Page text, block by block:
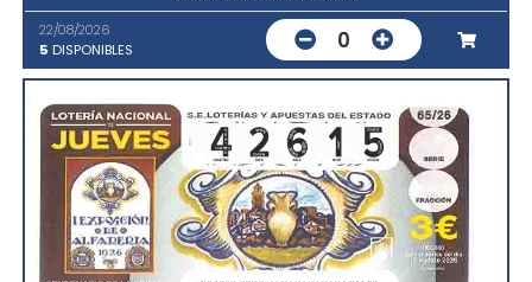
22/08/2026
5 DISPONIBLES 0